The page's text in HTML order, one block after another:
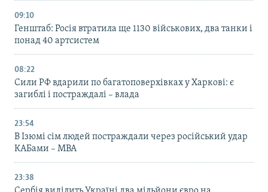
09:10
Генштаб: Росія втратила ще 1130 військових, два танки і
понад 40 артсистем
08:22
Сили РФ вдарили по багатоповерхівках у Харкові: є
загиблі і постраждалі – влада
23:54
В Ізюмі сім людей постраждали через російський удар
КАБами – МВА
23:38